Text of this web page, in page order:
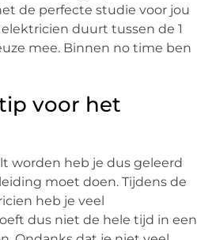
de perfecte studie voor jou
duurt tussen de 1
mee. Binnen no time ben
voor het
worden heb je dus geleerd
moet doen. Tijdens de
heb je veel
dus niet de hele tijd in een